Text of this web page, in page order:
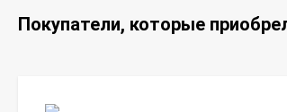
Покупатели, которые